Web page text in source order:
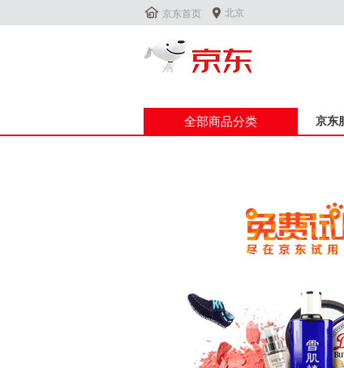
 京东首页  北京
全部商品分类 京东